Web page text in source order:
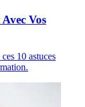
Vos
10 astuces